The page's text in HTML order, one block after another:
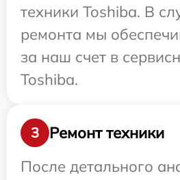
техники Toshiba. В
ремонта мы
за наш счет в
Toshiba.
3
Ремонт техники
После детального